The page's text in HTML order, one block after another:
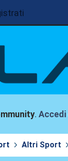
.Accedi
Altri Sport